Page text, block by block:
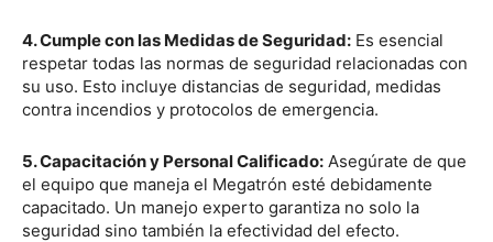
4. Cumple con las Medidas de Seguridad: Es esencial
respetar todas las normas de seguridad relacionadas con
su uso. Esto incluye distancias de seguridad, medidas
contra incendios y protocolos de emergencia.
5. Capacitación y Personal Calificado: Asegúrate de que
el equipo que maneja el Megatrón esté debidamente
capacitado. Un manejo experto garantiza no solo la
seguridad sino también la efectividad del efecto.